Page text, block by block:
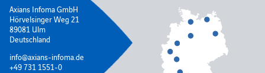
Axians Infoma GmbH
Hörvelsinger Weg 21
89081 Ulm
Deutschland
info@axians-infoma.de
+49 731 1551-0